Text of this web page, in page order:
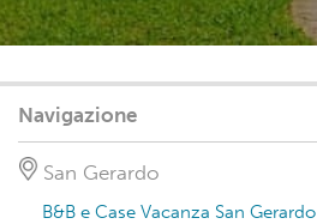
Navigazione
San Gerardo
B&B e Case Vacanza San Gerardo